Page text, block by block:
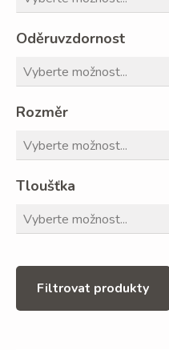
Oděruvzdornost
Rozměr
Tloušťka
Filtrovat produkty